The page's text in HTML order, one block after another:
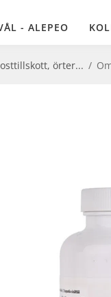
- ALEPEO
örter... /